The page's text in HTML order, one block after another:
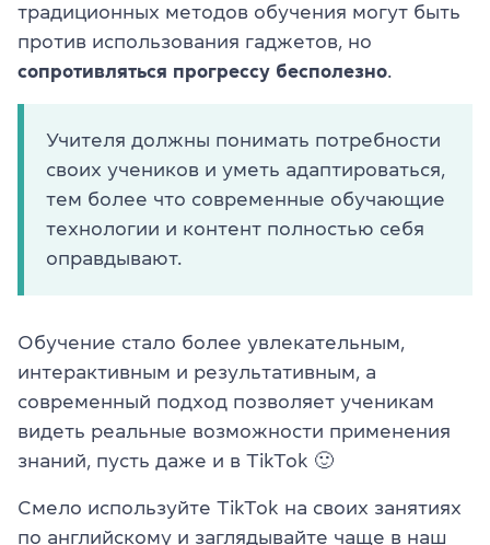
традиционных методов обучения могут быть
против использования гаджетов, но
сопротивляться прогрессу бесполезно.
Учителя должны понимать потребности
своих учеников и уметь адаптироваться,
тем более что современные обучающие
технологии и контент полностью себя
оправдывают.
Обучение стало более увлекательным,
интерактивным и результативным, а
современный подход позволяет ученикам
видеть реальные возможности применения
знаний, пусть даже и в TikTok 🙂
Смело используйте TikTok на своих занятиях
по английскому и заглядывайте чаще в наш